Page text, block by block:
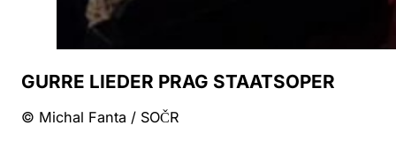
GURRE LIEDER PRAG STAATSOPER
© Michal Fanta / SOČR